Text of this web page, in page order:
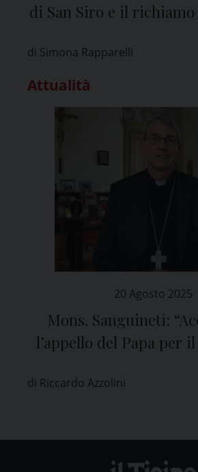
di San Siro e il richiamo
di Simona Rapparelli
Attualità
20 Agosto 2025
Mons. Sanguineti:
l’appello del Papa per
di Riccardo Azzolini